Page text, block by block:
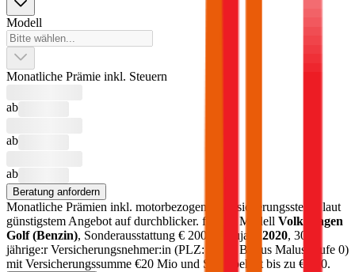
Modell
Monatliche Prämie inkl. Steuern
ab
ab
ab
Beratung anfordern
Monatliche Prämien inkl. motorbezogener Versicherungssteuer laut
günstigstem Angebot auf durchblicker. für das Modell Volkswagen
Golf(Benzin), Sonderausstattung € 2000 , Baujahr 2020, 30-
jährige:r Versicherungsnehmer:in (PLZ:
, Bonus Malus Stufe 0)
mit Versicherungssumme €20 Mio und Selbstbehalt bis zu € 500.